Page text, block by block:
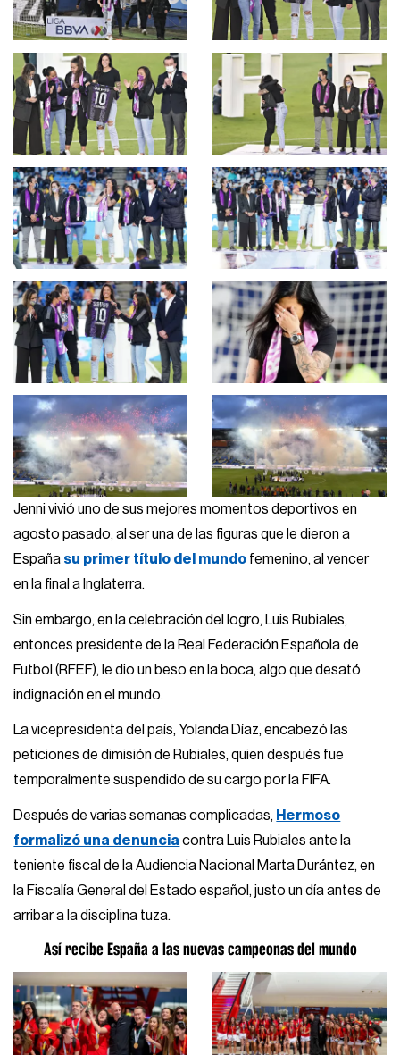
Jenni vivió uno de sus mejores momentos deportivos en
agosto pasado, al ser una de las figuras que le dieron a
España su primer título del mundo femenino, al vencer
en la final a Inglaterra.
Sin embargo, en la celebración del logro, Luis Rubiales,
entonces presidente de la Real Federación Española de
Futbol (RFEF), le dio un beso en la boca, algo que desató
indignación en el mundo.
La vicepresidenta del país, Yolanda Díaz, encabezó las
peticiones de dimisión de Rubiales, quien después fue
temporalmente suspendido de su cargo por la FIFA.
Después de varias semanas complicadas, Hermoso
formalizó una denuncia contra Luis Rubiales ante la
teniente fiscal de la Audiencia Nacional Marta Durántez, en
la Fiscalía General del Estado español, justo un día antes de
arribar a la disciplina tuza.
Así recibe España a las nuevas campeonas del mundo